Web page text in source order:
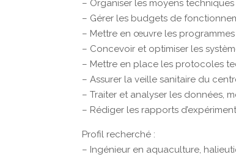
– Organiser les moyens
– Gérer les budgets de
– Mettre en œuvre les
– Concevoir et optimiser les
– Mettre en place les protocoles
– Assurer la veille sanitaire du
– Traiter et analyser les données,
– Rédiger les rapports
Profil recherché :
– Ingénieur en aquaculture,